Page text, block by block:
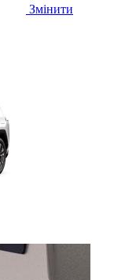
Змінити